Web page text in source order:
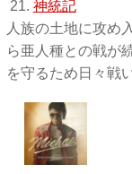
21. 神統記
人族の土地に攻め
ら亜人種との戦が
を守るため日々戦